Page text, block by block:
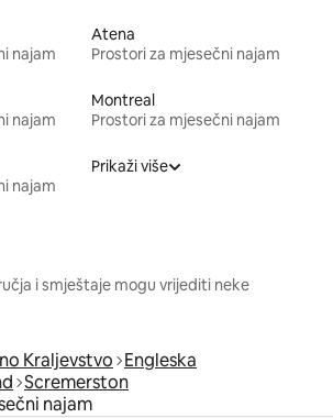
najam
Atena
Prostori za mjesečni najam
najam
Montreal
Prostori za mjesečni najam
najam
Prikaži više
i smještaje mogu vrijediti neke
Kraljevstvo Engleska
Scremerston
najam